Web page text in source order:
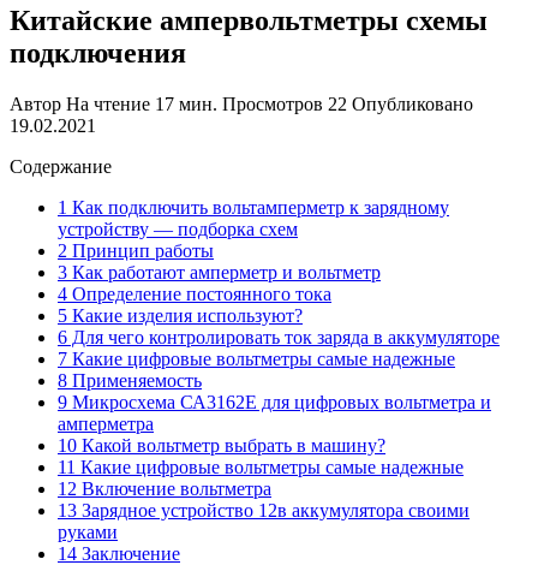
Китайские ампервольтметры схемы
подключения
Автор На чтение 17 мин. Просмотров 22 Опубликовано
19.02.2021
Содержание
1 Как подключить вольтамперметр к зарядному
устройству — подборка схем
2 Принцип работы
3 Как работают амперметр и вольтметр
4 Определение постоянного тока
5 Какие изделия используют?
6 Для чего контролировать ток заряда в аккумуляторе
7 Какие цифровые вольтметры самые надежные
8 Применяемость
9 Микросхема СА3162Е для цифровых вольтметра и
амперметра
10 Какой вольтметр выбрать в машину?
11 Какие цифровые вольтметры самые надежные
12 Включение вольтметра
13 Зарядное устройство 12в аккумулятора своими
руками
14 Заключение